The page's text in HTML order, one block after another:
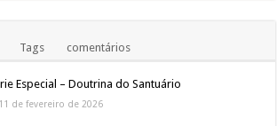
Tags comentários
Especial – Doutrina do Santuário
11 de fevereiro de 2026